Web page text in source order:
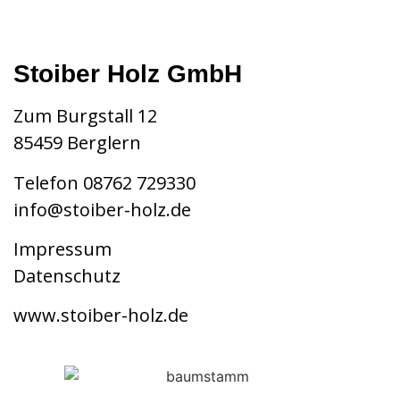
Stoiber Holz GmbH
Zum Burgstall 12
85459 Berglern
Telefon 08762 729330
info@stoiber-holz.de
Impressum
Datenschutz
www.stoiber-holz.de